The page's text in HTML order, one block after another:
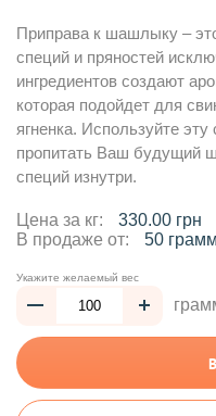
Приправа к шашлыку –
специй и пряностей
ингредиентов создают
которая подойдет для
ягненка. Используйте
пропитать Ваш будущий
специй изнутри.
Цена за кг:
330.00 грн
В продаже от:
50 грамм
Укажите желаемый вес